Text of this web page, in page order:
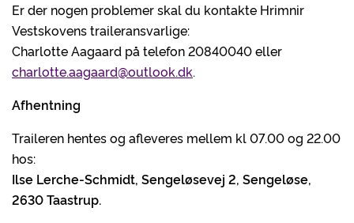
Er der nogen problemer skal du kontakte Hrimnir
Vestskovens traileransvarlige:
Charlotte Aagaard på telefon 20840040 eller
charlotte.aagaard@outlook.dk.
Afhentning
Traileren hentes og afleveres mellem kl 07.00 og 22.00
hos:
Ilse Lerche-Schmidt, Sengeløsevej 2, Sengeløse,
2630 Taastrup.